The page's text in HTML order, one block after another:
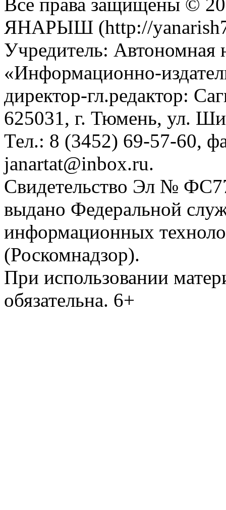
ЯНАРЫШ (http://
Учредитель: Автономная
«Информационно-
директор-гл.редактор:
625031, г. Тюмень, ул.
Тел.: 8 (3452) 69-57-60,
janartat@inbox.ru.
Свидетельство Эл №
выдано Федеральной
информационных
(Роскомнадзор).
При использовании
обязательна. 6+